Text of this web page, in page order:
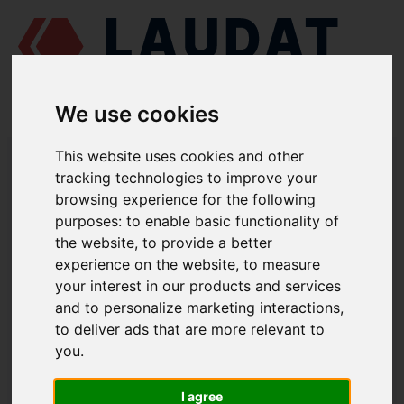
We use cookies
This website uses cookies and other
tracking technologies to improve your
browsing experience for the following
purposes:to enable basic functionality of
the website,to provide a better
experience on the website,to measure
your interest in our products and services
and to personalize marketing interactions,
to deliver ads that are more relevant to
you.
I agree
LAUDAT SUPPLY/MOTORES MARINOS/ MAN L25/30/ TUBO DE
LAUDAT SUPPLY
L25/30
CATEGORIA DE TUBERÍAS DE INYECCIÓN DE COMBUSTIBLE
TUBO DE PROTECCIÓN
NÚMERO DE PIEZA: 433.03.005